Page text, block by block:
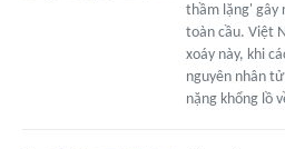
thầm lặng' gây
toàn cầu. Việt
xoáy này, khi
nguyên nhân
nặng khổng lồ